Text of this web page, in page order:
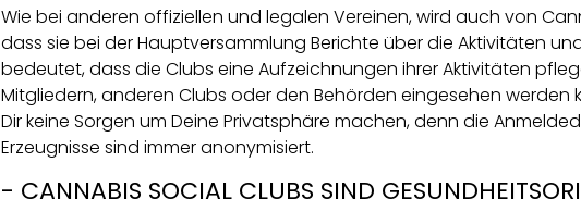
Wie bei anderen offiziellen und legalen Vereinen, wird auch von
dass sie bei der Hauptversammlung Berichte über die Aktivitäten
bedeutet, dass die Clubs eine Aufzeichnungen ihrer Aktivitäten
Mitgliedern, anderen Clubs oder den Behörden eingesehen werden
Dir keine Sorgen um Deine Privatsphäre machen, denn die
Erzeugnisse sind immer anonymisiert.
- CANNABIS SOCIAL CLUBS SIND